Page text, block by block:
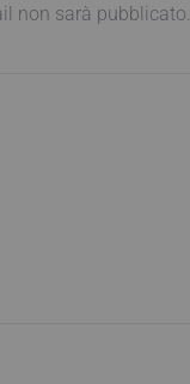
non sarà pubblicato.